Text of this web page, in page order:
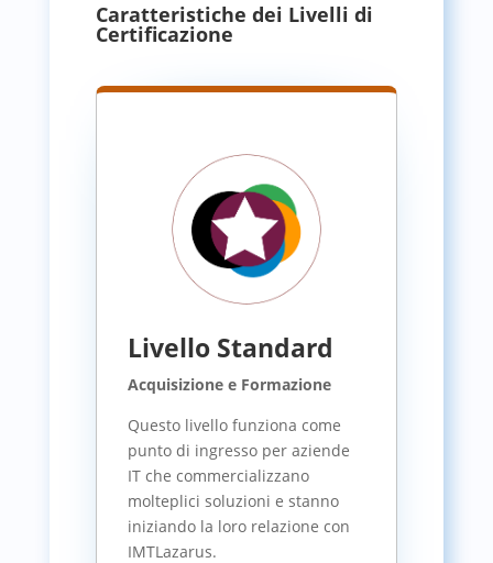
Caratteristiche dei Livelli di
Certificazione
Livello Standard
Acquisizione e Formazione
Questo livello funziona come
punto di ingresso per aziende
IT che commercializzano
molteplici soluzioni e stanno
iniziando la loro relazione con
IMTLazarus.